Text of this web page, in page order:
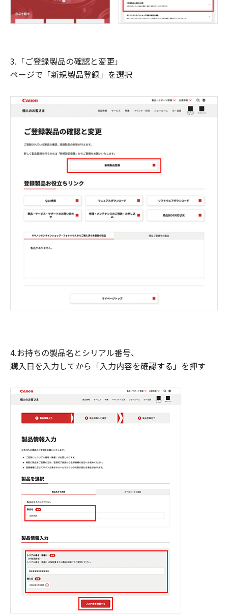
3.「ご登録製品の確認と変更」
ページで「新規製品登録」を選択
4.お持ちの製品名とシリアル番号、
購入日を入力してから「入力内容を確認する」を押す